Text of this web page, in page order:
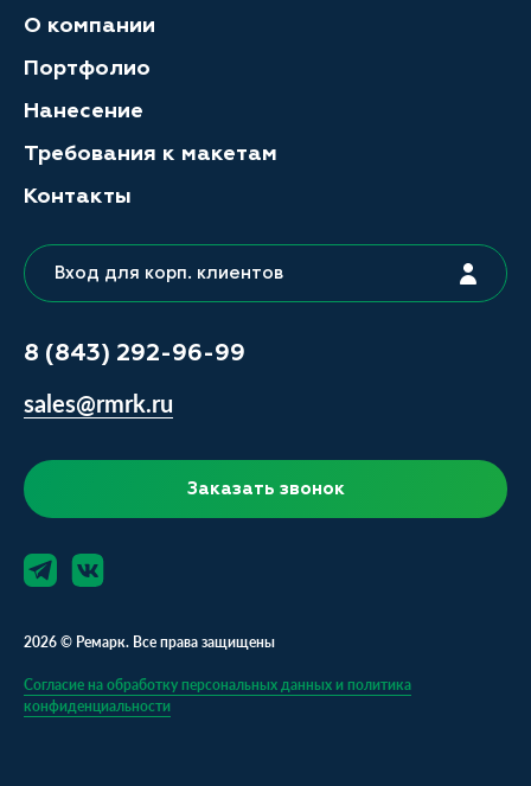
О компании
Портфолио
Нанесение
Требования к макетам
Контакты
Вход для корп. клиентов
8 (843) 292-96-99
sales@rmrk.ru
Заказать звонок
2026 © Ремарк. Все права защищены
Согласие на обработку персональных данных и политика
конфиденциальности